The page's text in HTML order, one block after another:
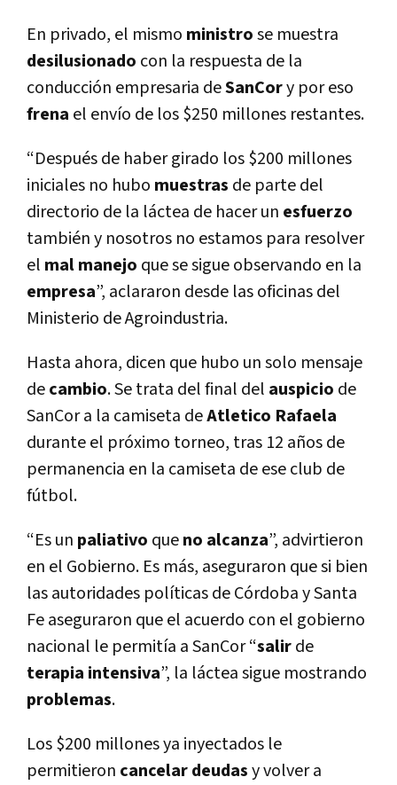
En privado, el mismo ministrose muestra
desilusionado con la respuesta de la
conducción empresaria deSanCory por eso
frena el envío de los $250 millones restantes.
“Después de haber girado los $200 millones
iniciales no hubo muestras de parte del
directorio de la láctea de hacer un esfuerzo
también y nosotros no estamos para resolver
el malmanejo que se sigue observando en la
empresa”, aclararon desde las oficinas del
Ministerio de Agroindustria.
Hasta ahora, dicen que hubo un solo mensaje
decambio. Se trata del final del auspicio de
SanCor a la camiseta deAtletico Rafaela
durante el próximo torneo, tras 12 años de
permanencia en la camiseta de ese club de
fútbol.
“Es un paliativo queno alcanza”, advirtieron
en el Gobierno. Es más, aseguraron que si bien
las autoridades políticas de Córdoba y Santa
Fe aseguraron que el acuerdo con el gobierno
nacional le permitía a SanCor “salirde
terapia intensiva”, la láctea sigue mostrando
problemas.
Los $200 millones ya inyectados le
permitieron cancelardeudasy volver a